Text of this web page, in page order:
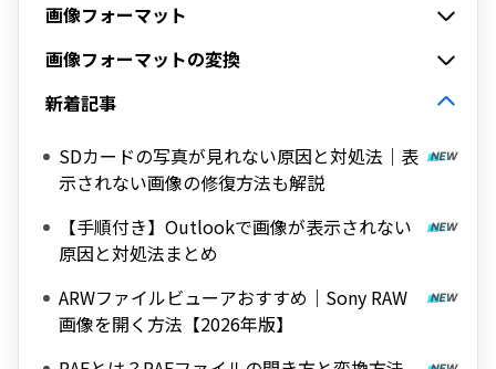
画像フォーマット
画像フォーマットの変換
新着記事
SDカードの写真が見れない原因と対処法｜表
示されない画像の修復方法も解説
【手順付き】Outlookで画像が表示されない
原因と対処法まとめ
ARWファイルビューアおすすめ｜Sony RAW
画像を開く方法【2026年版】